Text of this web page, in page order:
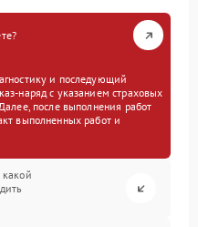
и последующий
наряд с указанием страховых
после выполнения работ
выполненных работ и